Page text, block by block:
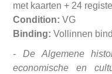
met kaarten + 24
Condition: VG
Binding: Vollinnen
- DeAlgemene
economische en